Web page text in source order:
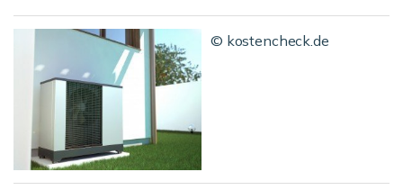
© kostencheck.de